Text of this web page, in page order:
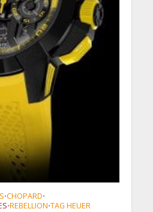
•CHOPARD•
•REBELLION•TAG HEUER